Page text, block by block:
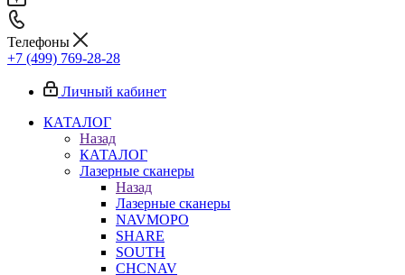
Телефоны
+7 (499) 769-28-28
Личный кабинет
КАТАЛОГ
Назад
КАТАЛОГ
Лазерные сканеры
Назад
Лазерные сканеры
NAVMOPO
SHARE
SOUTH
CHCNAV